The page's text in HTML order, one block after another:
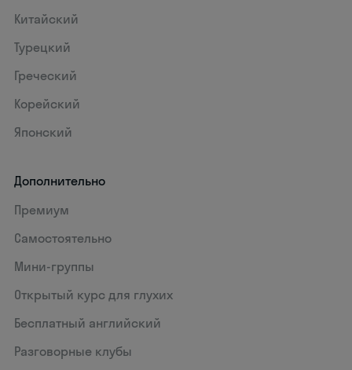
Китайский
Турецкий
Греческий
Корейский
Японский
Дополнительно
Премиум
Самостоятельно
Мини-группы
Открытый курс для глухих
Бесплатный английский
Разговорные клубы